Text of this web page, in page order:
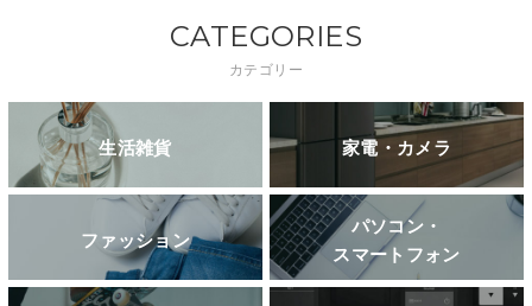
CATEGORIES
カテゴリー
生活雑貨 家電・カメラ
ファッション
パソコン・
スマートフォン